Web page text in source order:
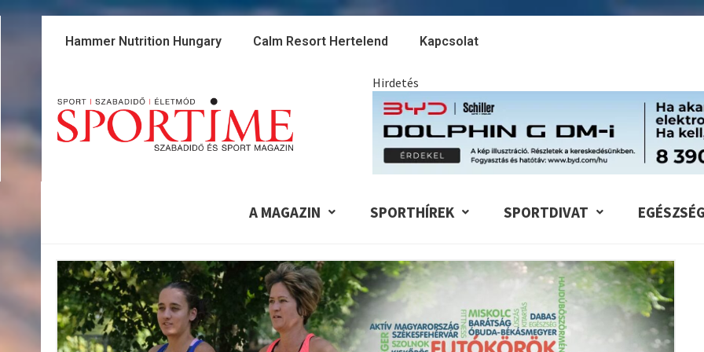
Hammer Nutrition Hungary Calm Resort Hertelend Kapcsolat
Hirdetés
A MAGAZIN SPORTHÍREK SPORTDIVAT EGÉSZSÉG